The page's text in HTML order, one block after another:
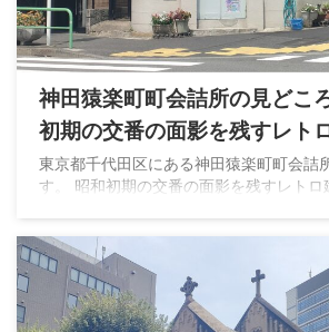
神田猿楽町町会詰所の見どこ
初期の交番の面影を残すレト
東京都千代田区にある神田猿楽町町会詰
す。 昭和初期の交番の面影を残すレトロ